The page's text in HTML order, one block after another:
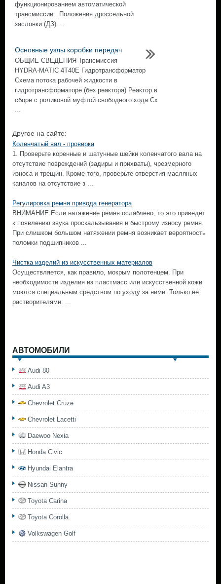
функционированием автоматической
трансмиссии.. Положения дроссельной
заслонки (ДЗ) ...
Основные узлы коробки передач
ОБЩИЕ СВЕДЕНИЯ Трансмиссия
HYDRA-МАТIC 4Т40Е Гидротрансформатор
Схема потока рабочей жидкости в
гидротрансформаторе (без реактора) Реактор в
сборе с роликовой муфтой свободного хода Сх
...
Другое на сайте:
Коленчатый вал - проверка
1. Проверьте коренные и шатунные шейки коленчатого вала на
отсутствие повреждений (задиры и прихваты), чрезмерного
износа и трещин. Кроме того, проверьте отверстия масляных
каналов на отсутствие з ...
Регулировка ремня привода генератора
ВНИМАНИЕ Если натяжение ремня ослаблено, то это приведет
к появлению звука проскальзывания и быстрому износу ремня.
При слишком большом натяжении ремня возникает вероятность
поломки подшипников ...
Чистка изделий из искусственных материалов
Осуществляется, как правило, мокрым полотенцем. При
необходимости изделия из пластмасс или искусственной кожи
моются специальным средством по уходу за ними. Только не
растворителями. ...
АВТОМОБИЛИ
Audi 80
Audi A3
Chevrolet Cruze
Chevrolet Lacetti
Daewoo Nexia
Honda Civic
Hyundai Elantra
Nissan Sunny
Toyota Carina
Toyota Corolla
Volkswagen Golf